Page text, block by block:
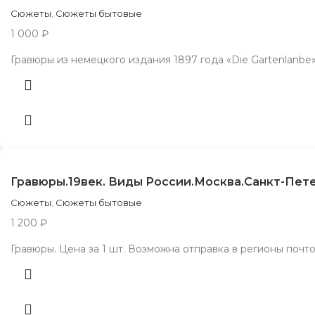
Сюжеты, Сюжеты бытовые
1 000 ₽
Гравюры из немецкого издания 1897 года «Die
Гравюры.19век. Виды России.Москва.Санкт-
Сюжеты, Сюжеты бытовые
1 200 ₽
Гравюры. Цена за 1 шт. Возможна отправка в регионы